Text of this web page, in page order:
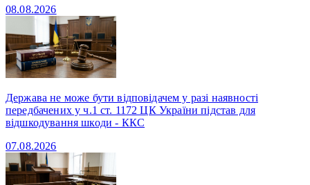
08.08.2026
Держава не може бути відповідачем у разі наявності
передбачених у ч.1 ст. 1172 ЦК України підстав для
відшкодування шкоди - ККС
07.08.2026